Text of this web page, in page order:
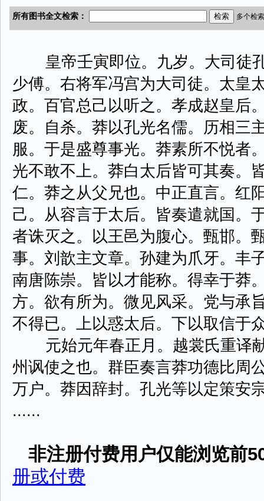
皇帝壬寅即位。九岁。大司徒
少傅。右将军冯宫为大司徒。太皇
政。百官总己以听之。孝成赵皇后
废。自杀。莽以孔光名儒。历相三
服。于是盛尊事光。莽素所不悦者
光不敢不上。莽白太后皆可其奏。
仁。莽之从父兄也。中正直言。红
己。从容言于太后。皆奏遣就国。
者诛灭之。以王邑为腹心。甄邯。
事。刘歆主文章。孙建为爪牙。丰
南唐陈崇。皆以才能称。得幸于莽
方。欲有所为。微见风采。党与承
不得已。上以惑太后。下以取信于
元始元年春正月。越裳氏重译
州讽使之也。群臣奏言莽功德比周
万户。莽因辞封。孔光等以定策安
......
非注册付费用户仅能浏览前
册或付费